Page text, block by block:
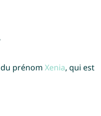
prénom Xenia, qui est